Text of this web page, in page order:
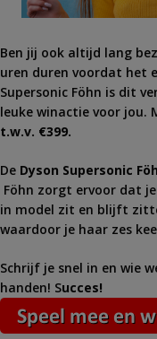
Ben jij ook altijd lang
uren duren voordat het
Supersonic Föhn is dit
leuke winactie voor jou.
t.w.v. €399.
De Dyson Supersonic
Föhn zorgt ervoor dat
in model zit en blijft
waardoor je haar zes
Schrijf je snel in en wie
handen! Succes!